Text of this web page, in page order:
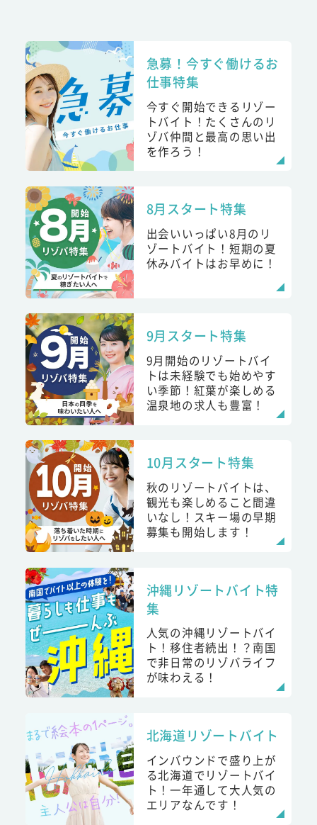
急募！今すぐ働けるお
仕事特集
今すぐ開始できるリゾー
トバイト！たくさんのリ
ゾバ仲間と最高の思い出
を作ろう！
8月スタート特集
出会いいっぱい8月のリ
ゾートバイト！短期の夏
休みバイトはお早めに！
9月スタート特集
9月開始のリゾートバイ
トは未経験でも始めやす
い季節！紅葉が楽しめる
温泉地の求人も豊富！
10月スタート特集
秋のリゾートバイトは、
観光も楽しめること間違
いなし！スキー場の早期
募集も開始します！
沖縄リゾートバイト特
集
人気の沖縄リゾートバイ
ト！移住者続出！？南国
で非日常のリゾバライフ
が味わえる！
北海道リゾートバイト
インバウンドで盛り上が
る北海道でリゾートバイ
ト！一年通して大人気の
エリアなんです！